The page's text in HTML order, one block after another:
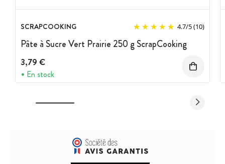
SCRAPCOOKING 4.7/5(10)
Pâte à Sucre Vert Prairie 250 g ScrapCooking
3,79 €
En stock